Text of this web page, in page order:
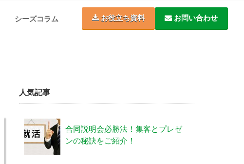
シーズコラム お役立ち資料 お問い合わせ
人気記事
合同説明会必勝法！集客とプレゼ
ンの秘訣をご紹介！